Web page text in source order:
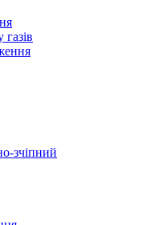
зчіпний